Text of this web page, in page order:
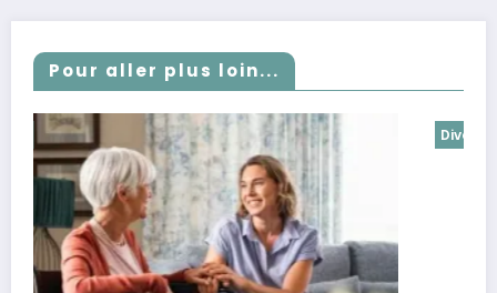
Pour aller plus loin...
Divers